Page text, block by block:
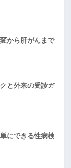
から肝がんまで
と外来の受診ガ
にできる性病検